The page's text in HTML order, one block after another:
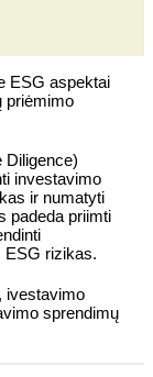
ESG aspektai
priėmimo
Diligence)
investavimo
ir numatyti
padeda priimti
ESG rizikas.
ivestavimo
sprendimų